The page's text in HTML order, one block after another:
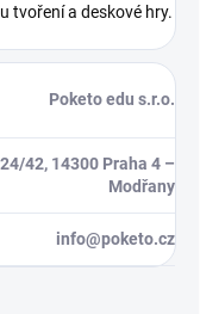
tvoření a deskové hry.
Poketo edu s.r.o.
42, 14300 Praha 4 –
Modřany
info@poketo.cz